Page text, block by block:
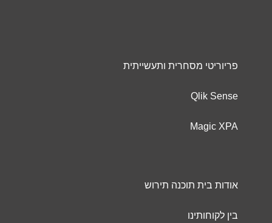
פריוריטי מסחרית ותעשייתית
Qlik Sense
Magic XPA
אודות בית תוכנה תירוש
בין לקוחותינו